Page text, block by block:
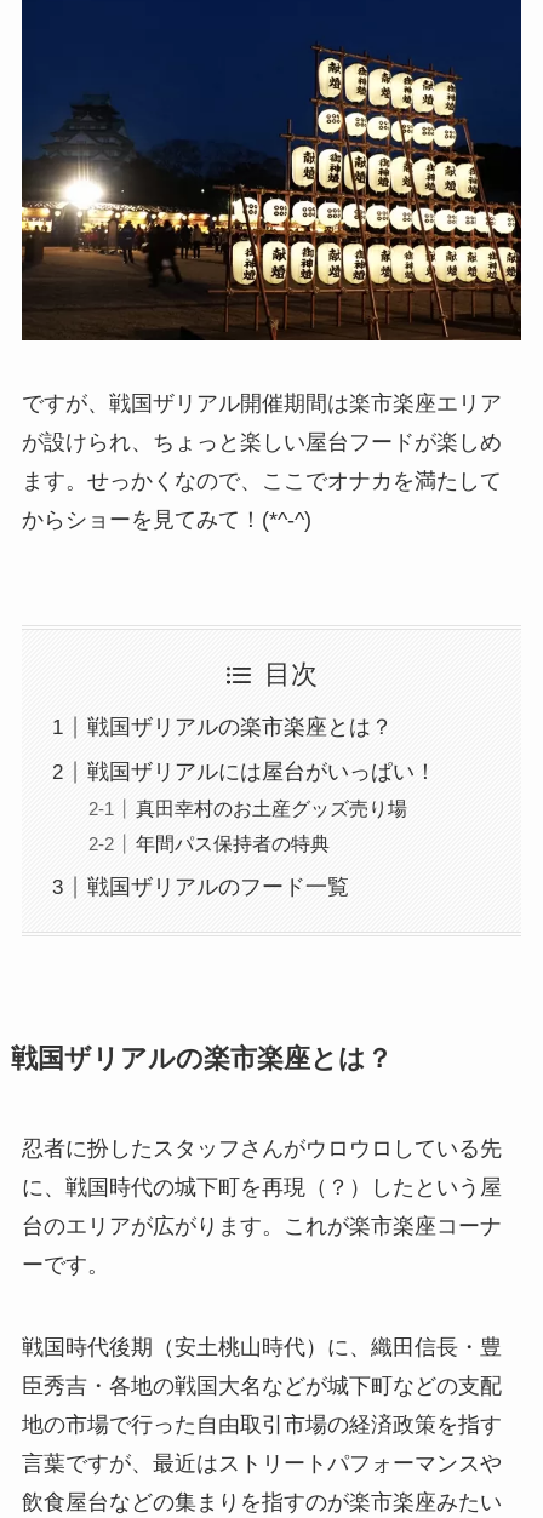
ですが、戦国ザリアル開催期間は楽市楽座エリア
が設けられ、ちょっと楽しい屋台フードが楽しめ
ます。せっかくなので、ここでオナカを満たして
からショーを見てみて！(*^-^)
目次
戦国ザリアルの楽市楽座とは？
戦国ザリアルには屋台がいっぱい！
真田幸村のお土産グッズ売り場
年間パス保持者の特典
戦国ザリアルのフード一覧
戦国ザリアルの楽市楽座とは？
忍者に扮したスタッフさんがウロウロしている先
に、戦国時代の城下町を再現（？）したという 屋
台のエリアが広がります。これが楽市楽座コーナ
ーです。
戦国時代後期（安土桃山時代）に、織田信長・豊
臣秀吉・各地の戦国大名などが城下町などの支配
地の市場で行った自由取引市場の経済政策を指す
言葉ですが、最近はストリートパフォーマンスや
飲食屋台などの集まりを指すのが楽市楽座みたい